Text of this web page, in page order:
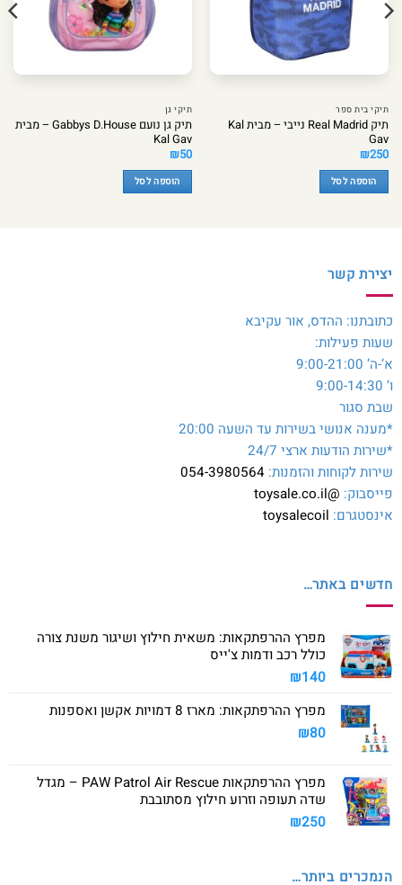
תיקי בית ספר
תיק Real Madrid נייבי – מבית Kal
Gav
₪250
הוספה לסל
תיקי גן
תיק גן נועם Gabbys D.House – מבית
Kal Gav
₪50
הוספה לסל
יצירת קשר
כתובתנו: ההדס, אור עקיבא
שעות פעילות:
א’-ה’ 9:00-21:00
ו’ 9:00-14:30
שבת סגור
*מענה אנושי בשירות עד השעה 20:00
*שירות הודעות ארצי 24/7
שירות לקוחות והזמנות: 054-3980564
פייסבוק: @toysale.co.il
אינסטגרם: toysalecoil
חדשים באתר…
מפרץ ההרפתקאות: משאית חילוץ ושיגור משנת צורה
כולל רכב ודמות צ'ייס
₪140
מפרץ ההרפתקאות: מארז 8 דמויות אקשן ואספנות
₪80
מפרץ ההרפתקאות PAW Patrol Air Rescue – מגדל
שדה תעופה וזרוע חילוץ מסתובבת
₪250
הנמכרים ביותר…